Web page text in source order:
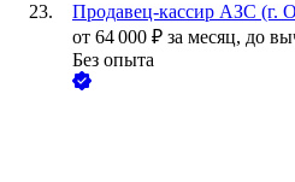
Продавец-кассир АЗС (г.
от 64 000 ₽ за месяц, до
Без опыта